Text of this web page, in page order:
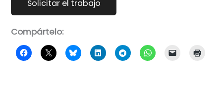
Compártelo: